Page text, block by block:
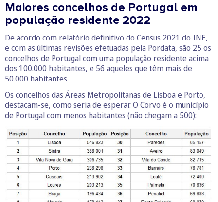
Maiores concelhos de Portugal em
população residente 2022
De acordo com relatório definitivo do Census 2021 do INE,
e com as últimas revisões efetuadas pela Pordata, são 25 os
concelhos de Portugal com uma população residente acima
dos 100.000 habitantes, e 56 aqueles que têm mais de
50.000 habitantes.
Os concelhos das Áreas Metropolitanas de Lisboa e Porto,
destacam-se, como seria de esperar. O Corvo é o município
de Portugal com menos habitantes (não chegam a 500):